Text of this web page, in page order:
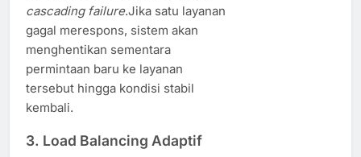
cascading failure.Jika satu layanan
gagal merespons, sistem akan
menghentikan sementara
permintaan baru ke layanan
tersebut hingga kondisi stabil
kembali.
3. Load Balancing Adaptif